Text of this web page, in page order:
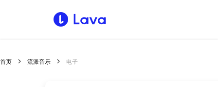
首页 流派音乐 电子